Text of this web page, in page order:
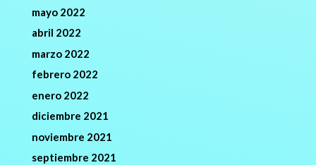
mayo 2022
abril 2022
marzo 2022
febrero 2022
enero 2022
diciembre 2021
noviembre 2021
septiembre 2021